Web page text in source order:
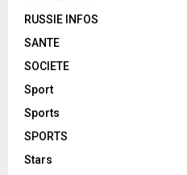
RUSSIE INFOS
SANTE
SOCIETE
Sport
Sports
SPORTS
Stars